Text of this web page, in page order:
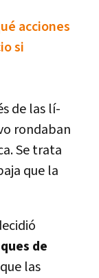
acciones
si
de las lí­
rondaban
Se trata
que la
de
las